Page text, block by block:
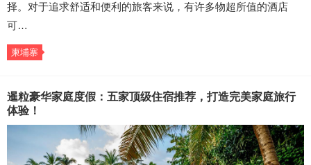
择。对于追求舒适和便利的旅客来说，有许多物超所值的酒店
可…
柬埔寨
暹粒豪华家庭度假：五家顶级住宿推荐，打造完美家庭旅行
体验！